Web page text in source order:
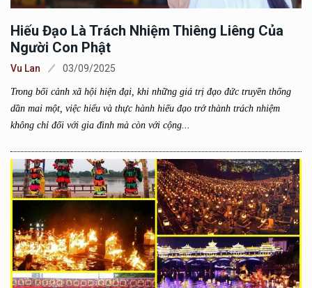
Hiếu Đạo Là Trách Nhiệm Thiêng Liêng Của
Người Con Phật
Vu Lan 03/09/2025
Trong bối cảnh xã hội hiện đại, khi những giá trị đạo đức truyền thống
dần mai một, việc hiểu và thực hành hiếu đạo trở thành trách nhiệm
không chỉ đối với gia đình mà còn với cộng...